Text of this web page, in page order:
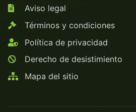
Aviso legal
Términos y condiciones
Política de privacidad
Derecho de desistimiento
Mapa del sitio